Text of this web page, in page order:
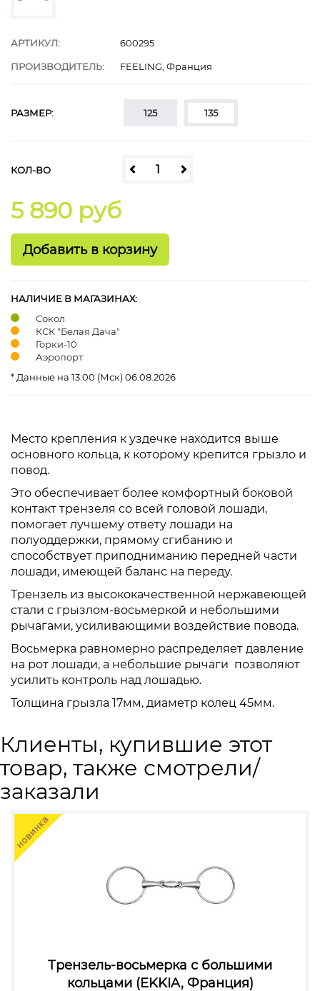
АРТИКУЛ: 600295
ПРОИЗВОДИТЕЛЬ: FEELING, Франция
РАЗМЕР: 125 135
КОЛ-ВО
5 890 руб
НАЛИЧИЕ В МАГАЗИНАХ:
Сокол
КСК "Белая Дача"
Горки-10
Аэропорт
* Данные на 13:00 (Мск) 06.08.2026
Место крепления к уздечке находится выше
основного кольца, к которому крепится грызло и
повод.
Это обеспечивает более комфортный боковой
контакт трензеля со всей головой лошади,
помогает лучшему ответу лошади на
полуоддержки, прямому сгибанию и
способствует приподниманию передней части
лошади, имеющей баланс на переду.
Трензель из высококачественной нержавеющей
стали с грызлом-восьмеркой и небольшими
рычагами, усиливающими воздействие повода.
Восьмерка равномерно распределяет давление
на рот лошади, а небольшие рычаги позволяют
усилить контроль над лошадью.
Толщина грызла 17мм, диаметр колец 45мм.
Клиенты, купившие этот
товар, также смотрели/
заказали
Трензель-восьмерка с большими
кольцами (EKKIA, Франция)